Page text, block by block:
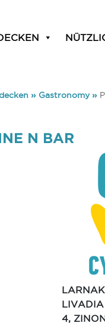
» Gastronomy»
N BAR
4,